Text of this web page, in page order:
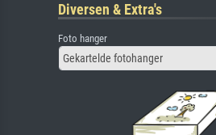
Diversen & Extra's
Foto hanger
Gekartelde fotohanger